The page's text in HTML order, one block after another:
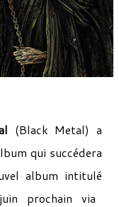
(Black Metal) a
qui succédera
album intitulé
prochain via